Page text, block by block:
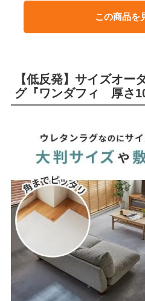
この商品を
【低反発】サイズオー
グ『ワンダフィ 厚さ